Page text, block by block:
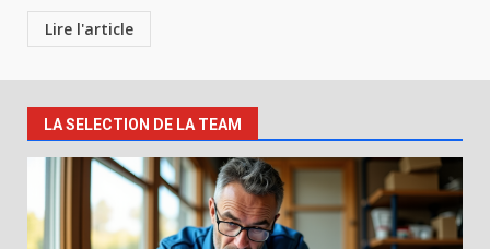
Lire l'article
LA SELECTION DE LA TEAM